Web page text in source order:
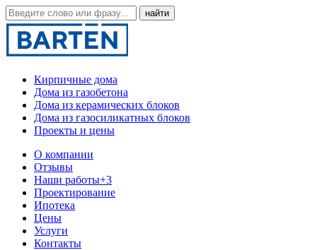
Кирпичные дома
Дома из газобетона
Дома из керамических блоков
Дома из газосиликатных блоков
Проекты и цены
О компании
Отзывы
Наши работы+3
Проектирование
Ипотека
Цены
Услуги
Контакты